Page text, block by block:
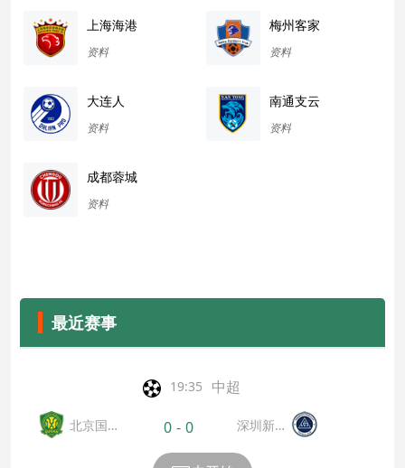
上海海港
资料
梅州客家
资料
大连人
资料
南通支云
资料
成都蓉城
资料
最近赛事
19:35 中超
北京国
0 - 0
深圳新鵬